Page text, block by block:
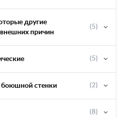
другие
внешних причин
(5)
(5)
боюшной стенки (2)
(8)